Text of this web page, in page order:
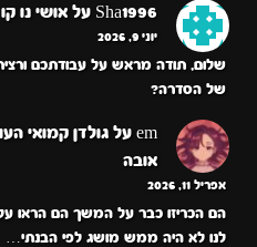
Sha1996 על אושי נו קו
יוני 9, 2026
שלום, תודה מראש על עבודתכם
של הסדרה?
em על
אובה
אפריל 11, 2026
הם הכריזו כבר על המשך הם הראו
לנו לא היה ממש מושג לפי הבנתי…